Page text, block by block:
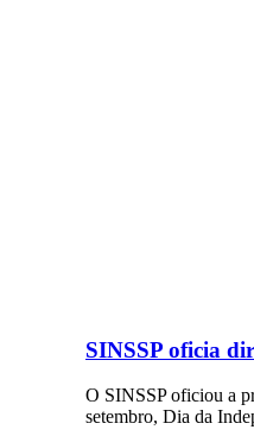
SINSSP oficia
O SINSSP oficiou a
setembro, Dia da